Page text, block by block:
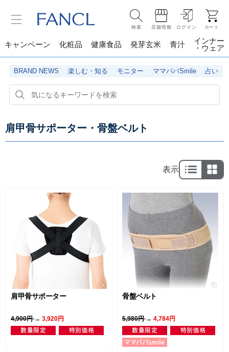
検索 店舗情報 ログイン カート
キャンペーン 化粧品 健康食品 発芽玄米 青汁
インナー
・ウェア
BRAND NEWS 楽しむ・知る モニター ママパパSmile 占い
肩甲骨サポーター・骨盤ベルト
表示
肩甲骨サポーター
4,900円 → 3,920円
骨盤ベルト
5,980円 → 4,784円